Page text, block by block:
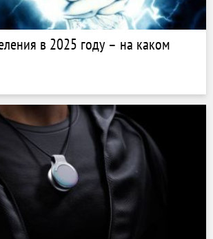
в 2025 году – на каком